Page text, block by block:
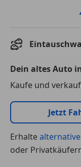
Dein altes Auto
Kaufe und
Jetzt
Erhalte
oder